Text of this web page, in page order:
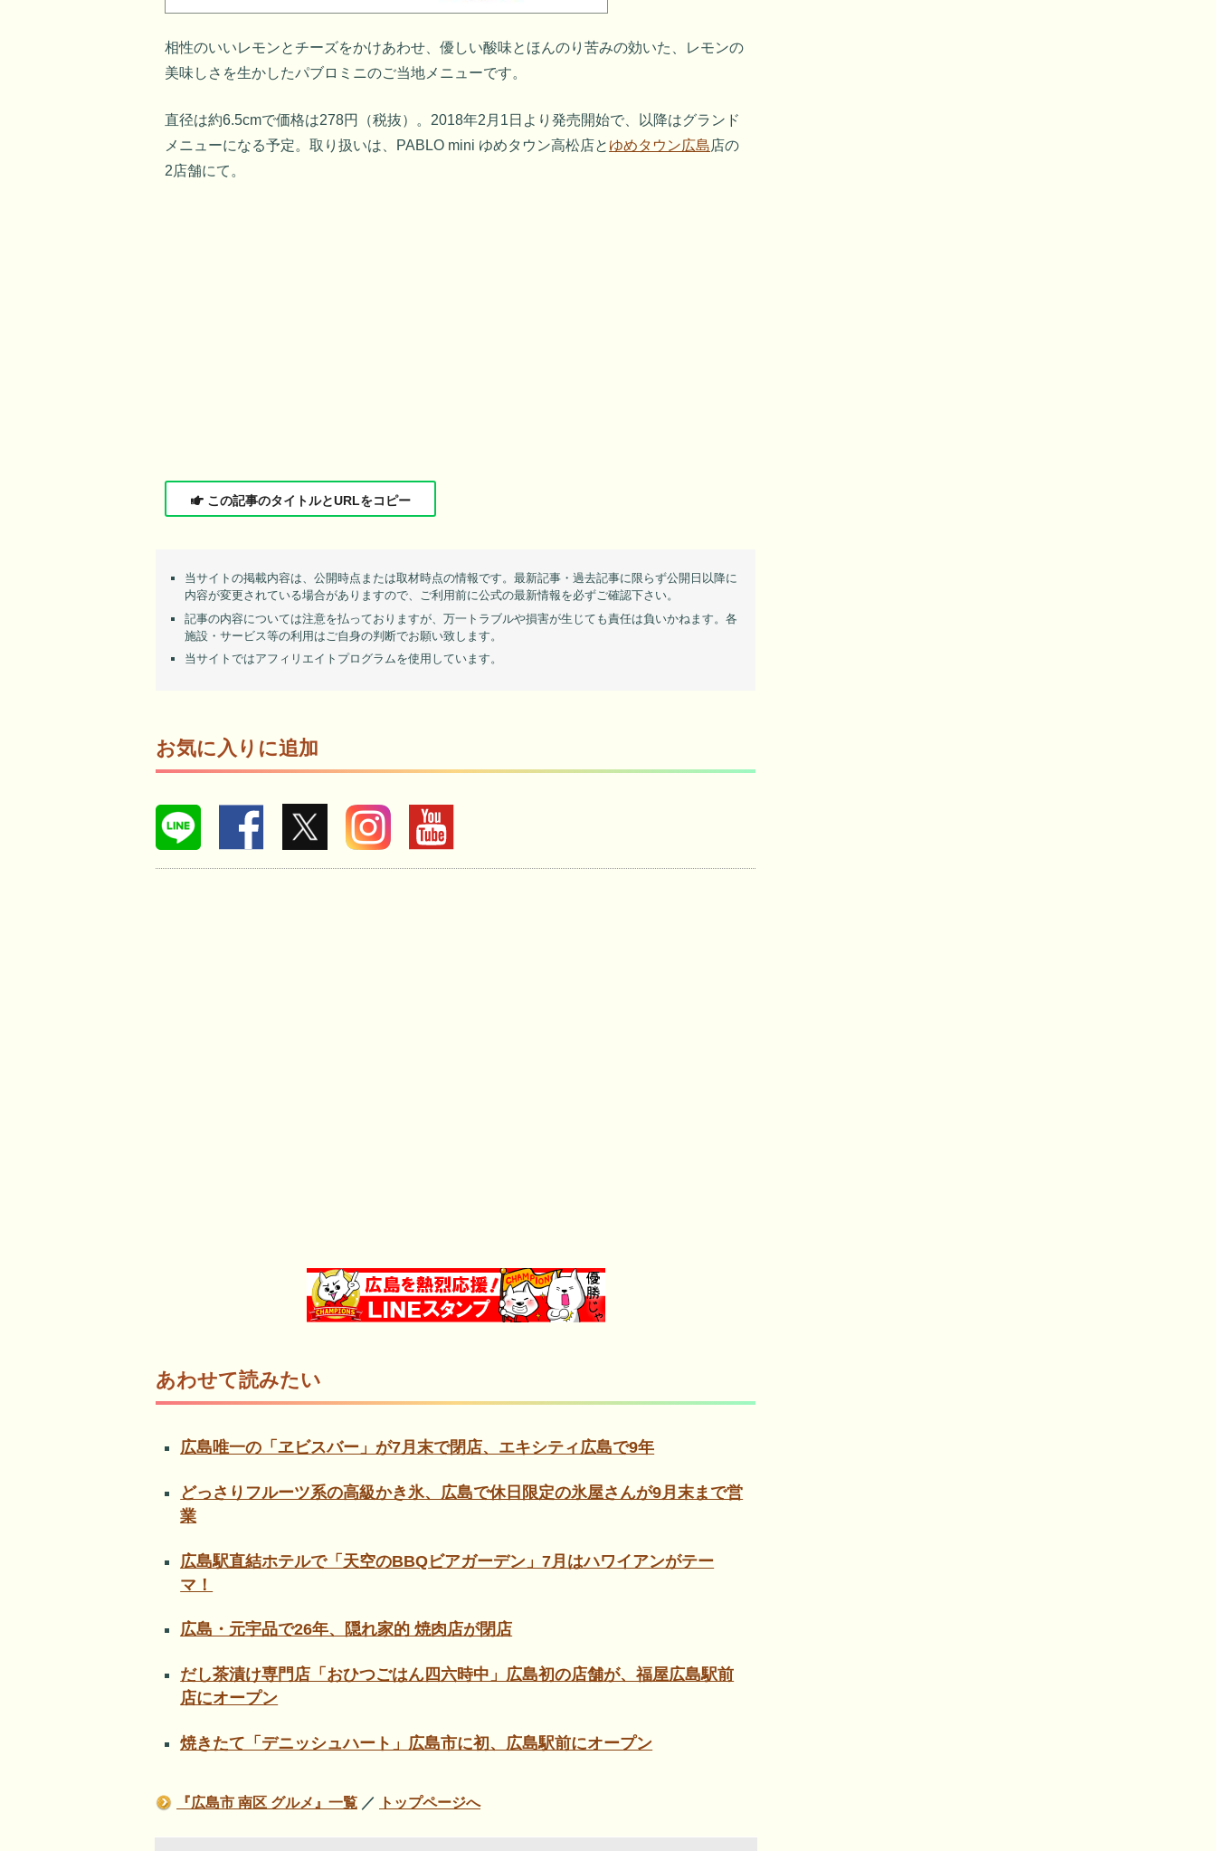
相性のいいレモンとチーズをかけあわせ、優しい酸味とほんのり苦みの効いた、レモンの
美味しさを生かしたパブロミニのご当地メニューです。
直径は約6.5cmで価格は278円（税抜）。2018年2月1日より発売開始で、以降はグランド
メニューになる予定。取り扱いは、PABLO mini ゆめタウン高松店と ゆめタウン広島店の
2店舗にて。
この記事のタイトルとURLをコピー
当サイトの掲載内容は、公開時点または取材時点の情報です。最新記事・過去記事に限らず公開日以降に
内容が変更されている場合がありますので、ご利用前に公式の最新情報を必ずご確認下さい。
記事の内容については注意を払っておりますが、万一トラブルや損害が生じても責任は負いかねます。各
施設・サービス等の利用はご自身の判断でお願い致します。
当サイトではアフィリエイトプログラムを使用しています。
お気に入りに追加
あわせて読みたい
広島唯一の「ヱビスバー」が7月末で閉店、エキシティ広島で9年
どっさりフルーツ系の高級かき氷、広島で休日限定の氷屋さんが9月末まで営
業
広島駅直結ホテルで「天空のBBQビアガーデン」7月はハワイアンがテー
マ！
広島・元宇品で26年、隠れ家的 焼肉店が閉店
だし茶漬け専門店「おひつごはん四六時中」広島初の店舗が、福屋広島駅前
店にオープン
焼きたて「デニッシュハート」広島市に初、広島駅前にオープン
『広島市 南区 グルメ』一覧 ／ トップページへ